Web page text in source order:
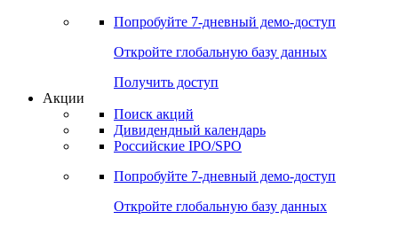
Попробуйте 7-дневный демо-доступ
Откройте глобальную базу данных
Получить доступ
Акции
Поиск акций
Дивидендный календарь
Российские IPO/SPO
Попробуйте 7-дневный демо-доступ
Откройте глобальную базу данных